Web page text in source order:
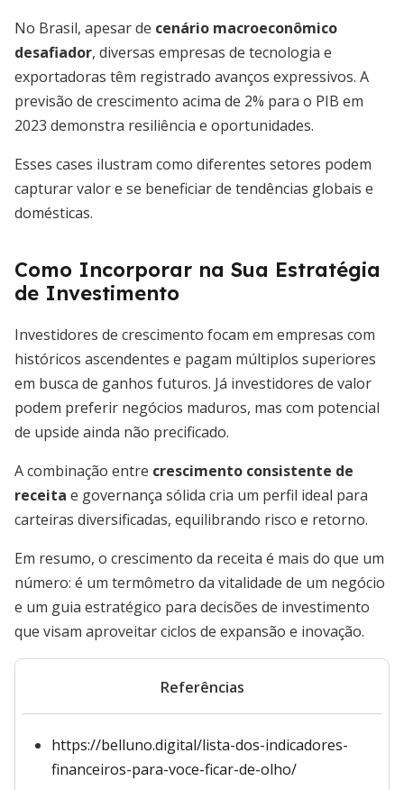
No Brasil, apesar de cenário macroeconômico
desafiador, diversas empresas de tecnologia e
exportadoras têm registrado avanços expressivos. A
previsão de crescimento acima de 2% para o PIB em
2023 demonstra resiliência e oportunidades.
Esses cases ilustram como diferentes setores podem
capturar valor e se beneficiar de tendências globais e
domésticas.
Como Incorporar na Sua Estratégia
de Investimento
Investidores de crescimento focam em empresas com
históricos ascendentes e pagam múltiplos superiores
em busca de ganhos futuros. Já investidores de valor
podem preferir negócios maduros, mas com potencial
de upside ainda não precificado.
A combinação entre crescimento consistente de
receita e governança sólida cria um perfil ideal para
carteiras diversificadas, equilibrando risco e retorno.
Em resumo, o crescimento da receita é mais do que um
número: é um termômetro da vitalidade de um negócio
e um guia estratégico para decisões de investimento
que visam aproveitar ciclos de expansão e inovação.
Referências
https://belluno.digital/lista-dos-indicadores-
financeiros-para-voce-ficar-de-olho/